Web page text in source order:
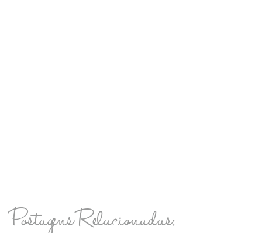
Postagens Relacionadas: